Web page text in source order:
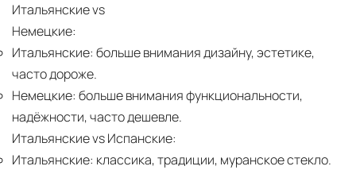
Итальянские vs
Немецкие:
Итальянские: больше внимания дизайну, эстетике,
часто дороже.
Немецкие: больше внимания функциональности,
надёжности, часто дешевле.
Итальянские vs Испанские:
Итальянские: классика, традиции, муранское стекло.